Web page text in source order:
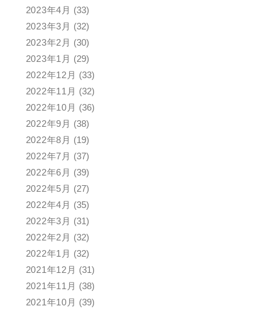
2023年4月 (33)
2023年3月 (32)
2023年2月 (30)
2023年1月 (29)
2022年12月 (33)
2022年11月 (32)
2022年10月 (36)
2022年9月 (38)
2022年8月 (19)
2022年7月 (37)
2022年6月 (39)
2022年5月 (27)
2022年4月 (35)
2022年3月 (31)
2022年2月 (32)
2022年1月 (32)
2021年12月 (31)
2021年11月 (38)
2021年10月 (39)